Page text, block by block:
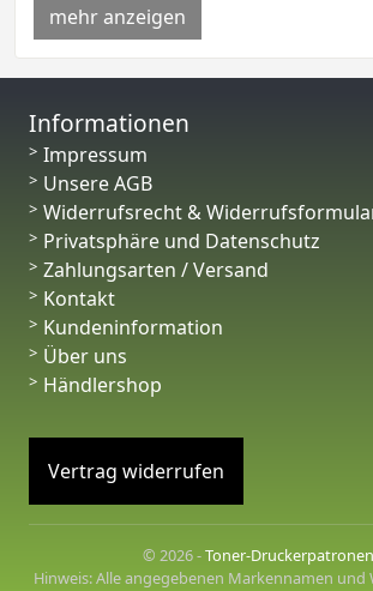
mehr anzeigen
Informationen
Impressum
Unsere AGB
Widerrufsrecht &
Privatsphäre und Datenschutz
Zahlungsarten / Versand
Kontakt
Kundeninformation
Über uns
Händlershop
Vertrag widerrufen
© 2026 -Toner-
Hinweis: Alle angegebenen Markennamen und